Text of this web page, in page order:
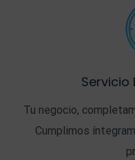
Servicio
Tu negocio,
Cumplimos